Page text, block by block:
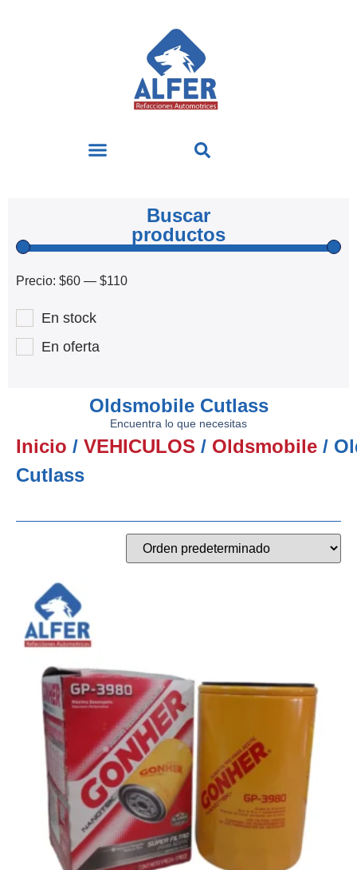
Buscar
productos
Precio: $60 — $110
En stock
En oferta
Oldsmobile Cutlass
Encuentra lo que necesitas
Inicio / VEHICULOS / Oldsmobile /
Cutlass